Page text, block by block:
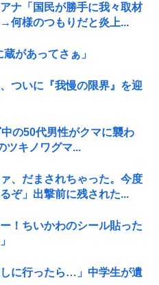
ナ「国民が勝手に我々取材
何様のつもりだと炎上...
があってさぁ」
ついに『我慢の限界』を迎
の50代男性がクマに襲わ
ツキノワグマ...
、だまされちゃった。今度
ぞ」出撃前に残された...
！ちいかわのシール貼った
に行ったら…」中学生が遺